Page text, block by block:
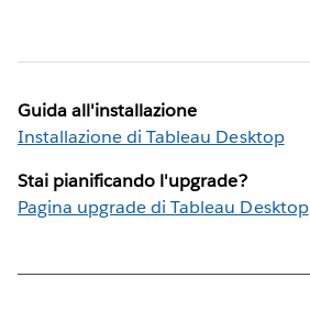
Guida all'installazione
Installazione di Tableau Desktop
Stai pianificando l'upgrade?
Pagina upgrade di Tableau Desktop